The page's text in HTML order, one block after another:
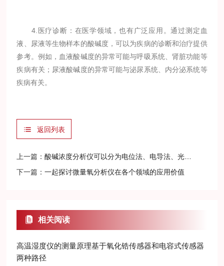
4.医疗诊断：在医学领域，也有广泛应用。通过测定血
液、尿液等生物样本的酸碱度，可以为疾病的诊断和治疗提供
参考。例如，血液酸碱度的异常可能与呼吸系统、肾脏功能等
疾病有关；尿液酸碱度的异常可能与泌尿系统、内分泌系统等
疾病有关。
返回列表
上一篇：酸碱浓度分析仪可以分为电位法、电导法、光谱法等多种类型
下一篇：一起探讨微量氧分析仪在各个领域的应用价值
相关阅读
高温湿度仪的测量原理基于氧化锆传感器和电容式传感器
两种路径